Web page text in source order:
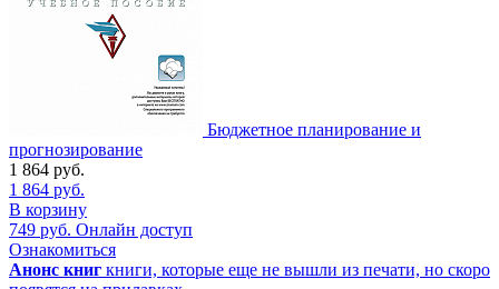
Бюджетное планирование и
прогнозирование
1 864 руб.
1 864 руб.
В корзину
749 руб. Онлайн доступ
Ознакомиться
Анонс книг книги, которые еще не вышли из печати, но скоро